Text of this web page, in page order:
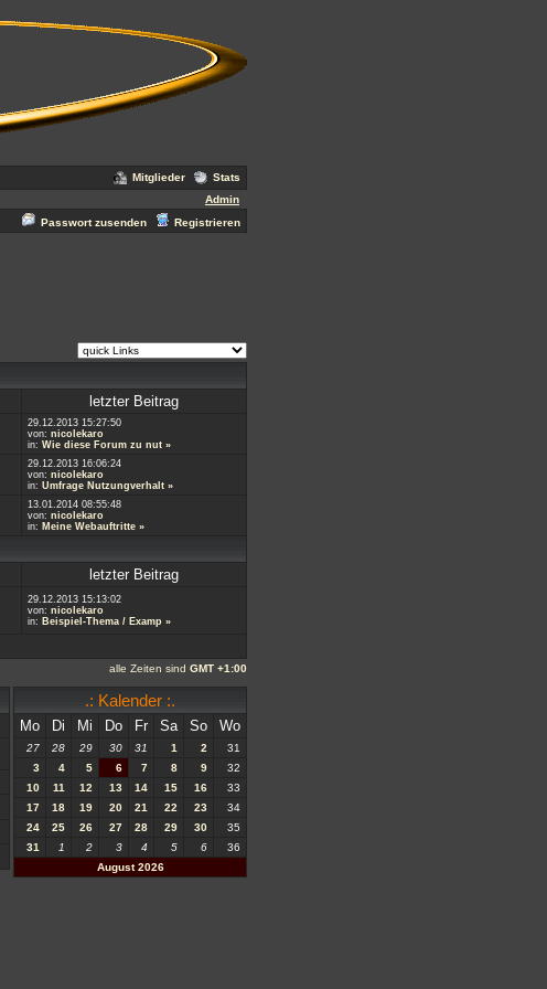
Mitglieder
Stats
Admin
Passwort zusenden Registrieren
letzter Beitrag
29.12.2013 15:27:50
von: nicolekaro
in: Wie diese Forum zu nut »
29.12.2013 16:06:24
von: nicolekaro
in: Umfrage Nutzungverhalt »
13.01.2014 08:55:48
von: nicolekaro
in: Meine Webauftritte »
letzter Beitrag
29.12.2013 15:13:02
von: nicolekaro
in: Beispiel-Thema / Examp »
alle Zeiten sind GMT +1:00
.: Kalender :.
Mo Di Mi Do Fr Sa So Wo
27 28 29 30 31 1 2
31
3
4 5 6 7 8 9
32
10
11 12 13 14 15 16
33
17
18 19 20 21 22 23
34
24
25 26 27 28 29 30
35
31
1 2 3 4 5 6
36
August 2026